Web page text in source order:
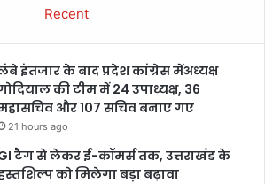
Recent
इंतजार के बाद प्रदेश कांग्रेस मेंअध्यक्ष
की टीम में 24 उपाध्यक्ष, 36
और 107 सचिव बनाए गए
21 hours ago
टैग से लेकर ई-कॉमर्स तक, उत्तराखंड के
को मिलेगा बड़ा बढ़ावा